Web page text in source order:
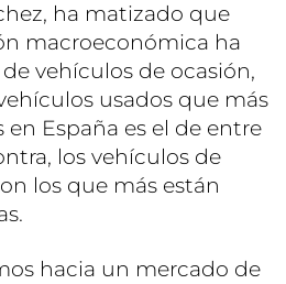
ha matizado que
macroeconómica ha
vehículos de ocasión,
usados que más
en España es el de entre
los vehículos de
los que más están
hacia un mercado de